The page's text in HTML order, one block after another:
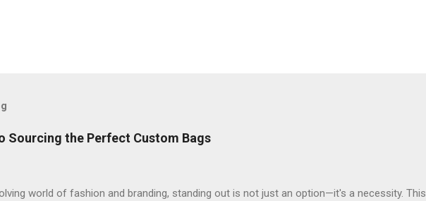
Sourcing the Perfect Custom Bags
world of fashion and branding, standing out is not just an option—it's a necessity.